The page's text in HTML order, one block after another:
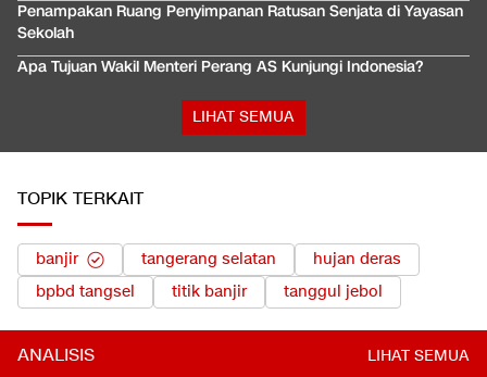
Penampakan Ruang Penyimpanan Ratusan Senjata di Yayasan
Sekolah
Apa Tujuan Wakil Menteri Perang AS Kunjungi Indonesia?
LIHAT SEMUA
TOPIK TERKAIT
banjir tangerang selatan
hujan deras
bpbd tangsel
titik banjir tanggul jebol
ANALISIS LIHAT SEMUA